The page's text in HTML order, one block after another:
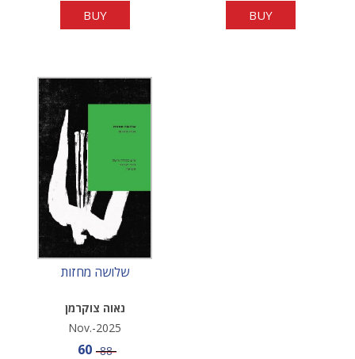
BUY BUY
שלושה מחזות
נאוה צוקרמן
Nov.-2025
Sale price
60 Price
88